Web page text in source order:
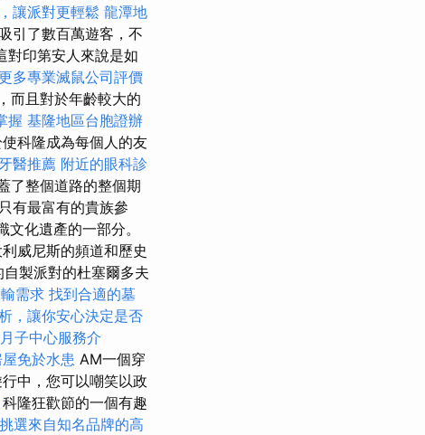
讓派對更輕鬆 龍潭地
引了數百萬遊客，不
對印第安人來說是如
多專業滅鼠公司評價
而且對於年齡較大的
握 基隆地區台胞證辦
科隆成為每個人的友
醫推薦 附近的眼科診
了整個道路的整個期
有最富有的貴族參
化遺產的一部分。
威尼斯的頻道和歷史
製派對的杜塞爾多夫
需求 找到合適的墓
，讓你安心決定是否
子中心服務介
免於水患 AM一個穿
中，您可以嘲笑以政
科隆狂歡節的一個有趣
選來自知名品牌的高